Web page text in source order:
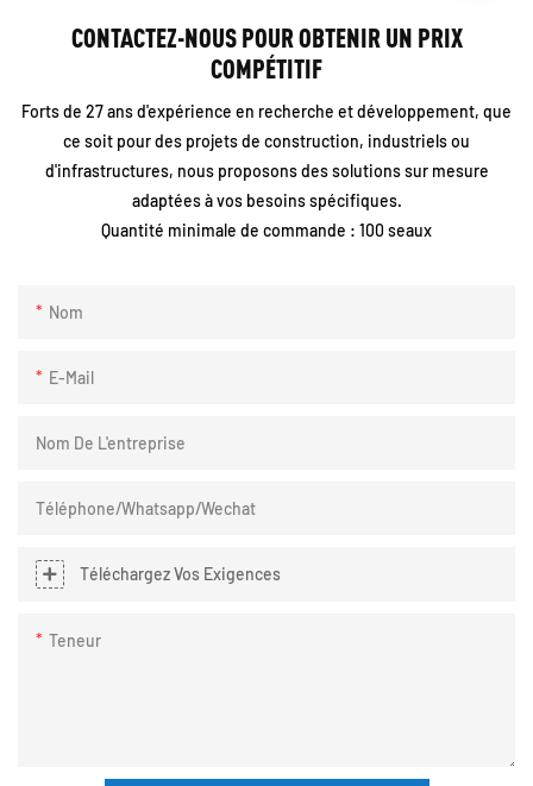
CONTACTEZ-NOUS POUR OBTENIR UN PRIX
COMPÉTITIF
Forts de 27 ans d'expérience en recherche et développement, que
ce soit pour des projets de construction, industriels ou
d'infrastructures, nous proposons des solutions sur mesure
adaptées à vos besoins spécifiques.
Quantité minimale de commande : 100 seaux
Nom
E-Mail
Nom De L'entreprise
Téléphone/Whatsapp/Wechat
Téléchargez Vos Exigences
Teneur